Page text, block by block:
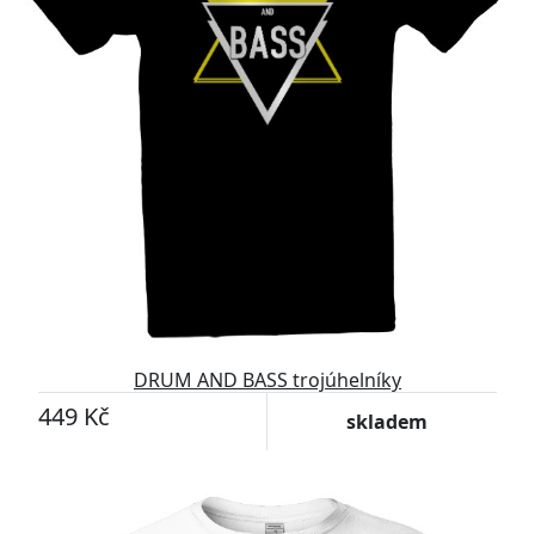
DRUM AND BASS trojúhelníky
449 Kč skladem